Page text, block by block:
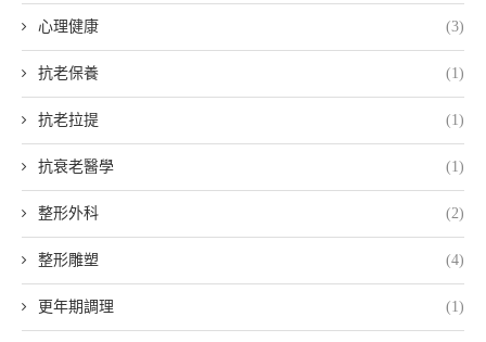
心理健康 (3)
抗老保養 (1)
抗老拉提 (1)
抗衰老醫學 (1)
整形外科 (2)
整形雕塑 (4)
更年期調理 (1)